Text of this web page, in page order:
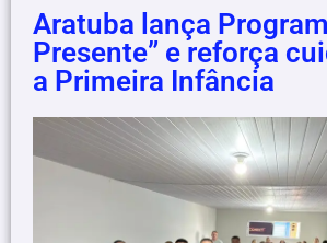
Aratuba lança
Presente” e reforça
a Primeira Infância